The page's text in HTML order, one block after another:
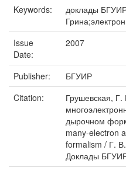
Keywords:
доклады
Issue
Date:
2007
Publisher:
БГУИР
Citation:
Грушевская,
дырочном
many-electron
formalism / Г.
Доклады